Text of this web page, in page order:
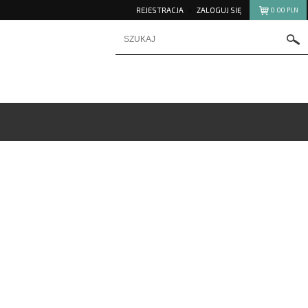
0.00 PLN
REJESTRACJA ZALOGUJ SIĘ